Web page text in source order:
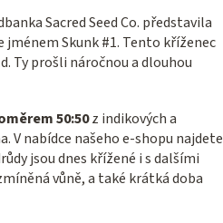
Sacred Seed Co. představila
jménem Skunk #1. Tento kříženec
Ty prošli náročnou a dlouhou
50:50z indikových a
V nabídce našeho e-shopu najdete
jsou dnes křížené i s dalšími
vůně, a také krátká doba